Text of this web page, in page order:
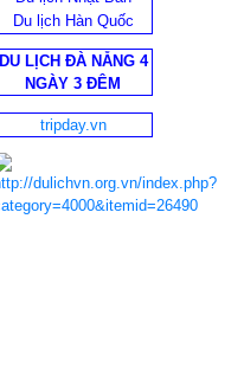
Du lịch Hàn Quốc
DU LỊCH ĐÀ NẴNG 4
NGÀY 3 ĐÊM
tripday.vn